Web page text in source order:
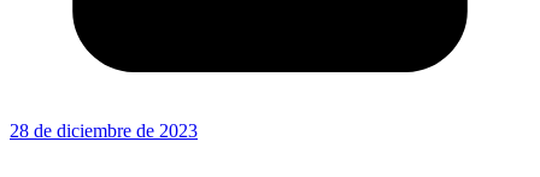
28 de diciembre de 2023